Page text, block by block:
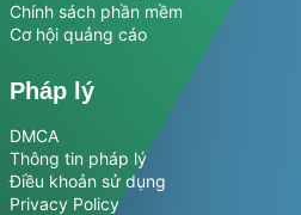
Chính sách phần mềm
Cơ hội quảng cáo
Pháp lý
DMCA
Thông tin pháp lý
Điều khoản sử dụng
Privacy Policy